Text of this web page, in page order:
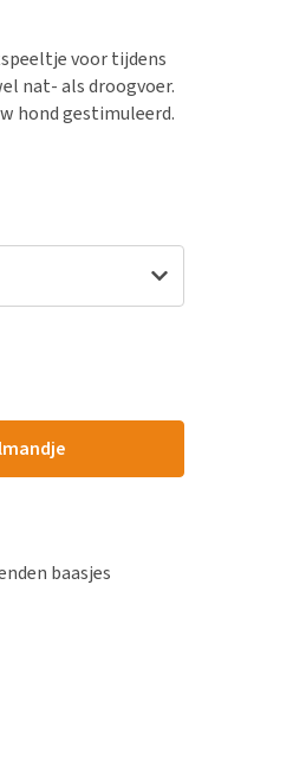
voor tijdens
nat- als droogvoer.
hond gestimuleerd.
baasjes